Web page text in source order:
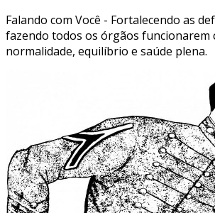
Falando com Você - Fortalecendo as
fazendo todos os órgãos funcionarem
normalidade, equilíbrio e saúde plena.